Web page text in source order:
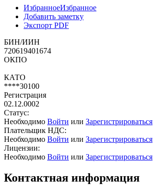
ИзбранноеИзбранное
Добавить заметку
Экспорт PDF
БИН/ИИН
720619401674
ОКПО
КАТО
****30100
Регистрация
02.12.0002
Статус:
Необходимо Войти или Зарегистрироваться
Плательщик НДС:
Необходимо Войти или Зарегистрироваться
Лицензии:
Необходимо Войти или Зарегистрироваться
Контактная информация